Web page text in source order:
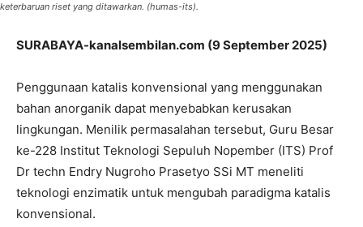
keterbaruan riset yang ditawarkan. (humas-its).
SURABAYA-kanalsembilan.com (9 September 2025)
Penggunaan katalis konvensional yang menggunakan
bahan anorganik dapat menyebabkan kerusakan
lingkungan. Menilik permasalahan tersebut, Guru Besar
ke-228 Institut Teknologi Sepuluh Nopember (ITS) Prof
Dr techn Endry Nugroho Prasetyo SSi MT meneliti
teknologi enzimatik untuk mengubah paradigma katalis
konvensional.